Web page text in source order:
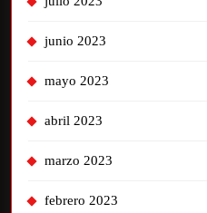
junio 2023
mayo 2023
abril 2023
marzo 2023
febrero 2023